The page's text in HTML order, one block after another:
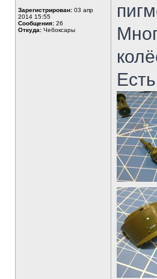
Зарегистрирован: 03 апр
2014 15:55
Сообщения: 26
Откуда: Чебоксары